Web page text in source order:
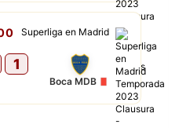
Superliga en Madrid
1
Boca MDB